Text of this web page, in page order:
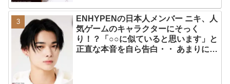
ENHYPENの日本人メンバー ニキ、人
気ゲームのキャラクターにそっく
り！？「○○に似ていると思います」と
正直な本音を自ら告白・・ あまりにも